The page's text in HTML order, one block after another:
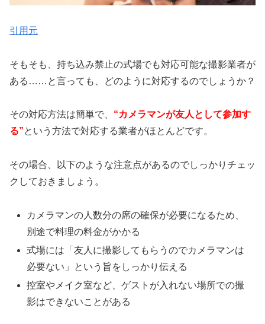
引用元
そもそも、持ち込み禁止の式場でも対応可能な撮影業者が
ある……と言っても、どのように対応するのでしょうか？
その対応方法は簡単で、 “カメラマンが友人として参加す
る”という方法で対応する業者がほとんどです。
その場合、以下のような注意点があるのでしっかりチェッ
クしておきましょう。
カメラマンの人数分の席の確保が必要になるため、
別途で料理の料金がかかる
式場には「友人に撮影してもらうのでカメラマンは
必要ない」という旨をしっかり伝える
控室やメイク室など、ゲストが入れない場所での撮
影はできないことがある